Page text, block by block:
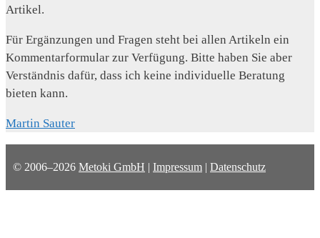
Artikel.
Für Ergänzungen und Fragen steht bei allen Artikeln ein
Kommentarformular zur Verfügung. Bitte haben Sie aber
Verständnis dafür, dass ich keine individuelle Beratung
bieten kann.
Martin Sauter
© 2006–2026 Metoki GmbH | Impressum | Datenschutz